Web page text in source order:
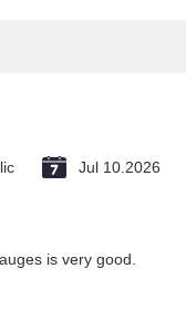
Jul 10.2026
is very good.